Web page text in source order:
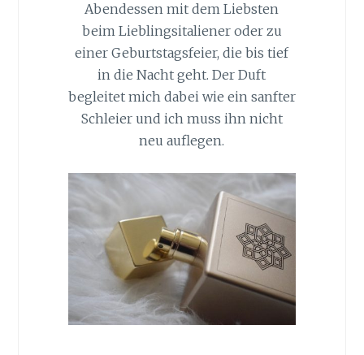
Abendessen mit dem Liebsten
beim Lieblingsitaliener oder zu
einer Geburtstagsfeier, die bis tief
in die Nacht geht. Der Duft
begleitet mich dabei wie ein sanfter
Schleier und ich muss ihn nicht
neu auflegen.